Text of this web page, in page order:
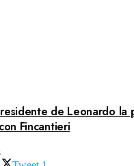
de Leonardo la
Fincantieri